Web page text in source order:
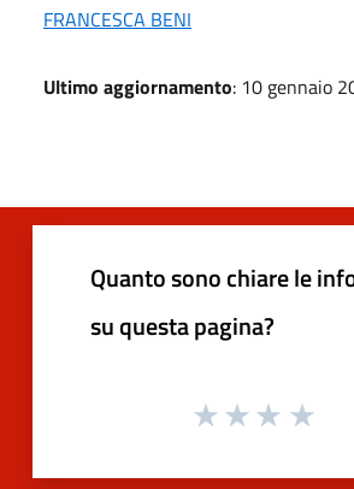
FRANCESCA BENI
Ultimo aggiornamento: 10 gennaio
Quanto sono chiare le
su questa pagina?